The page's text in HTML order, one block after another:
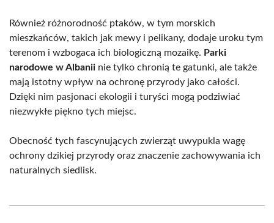
Również różnorodność ptaków, w tym morskich
mieszkańców, takich jak mewy i pelikany, dodaje uroku tym
terenom i wzbogaca ich biologiczną mozaikę. Parki
narodowe w Albanii nie tylko chronią te gatunki, ale także
mają istotny wpływ na ochronę przyrody jako całości.
Dzięki nim pasjonaci ekologii i turyści mogą podziwiać
niezwykłe piękno tych miejsc.
Obecność tych fascynujących zwierząt uwypukla wagę
ochrony dzikiej przyrody oraz znaczenie zachowywania ich
naturalnych siedlisk.